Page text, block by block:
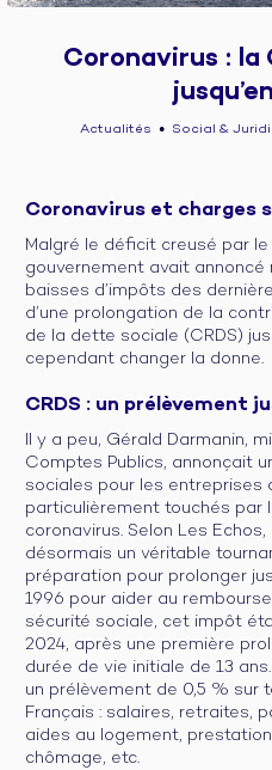
Coronavirus : la
Actualités ● Social &
Coronavirus et charges
Malgré le déficit creusé par le
gouvernement avait annoncé
baisses d’impôts des
d’une prolongation de la
de la dette sociale (CRDS)
cependant changer la donne.
CRDS : un prélèvement
Il y a peu, Gérald Darmanin,
Comptes Publics, annonçait
sociales pour les entreprises
particulièrement touchés par
coronavirus. Selon Les
désormais un véritable
préparation pour prolonger
1996 pour aider au
sécurité sociale, cet impôt
2024, après une première
durée de vie initiale de 13
un prélèvement de 0,5 % sur
Français : salaires, retraites,
aides au logement,
chômage, etc.